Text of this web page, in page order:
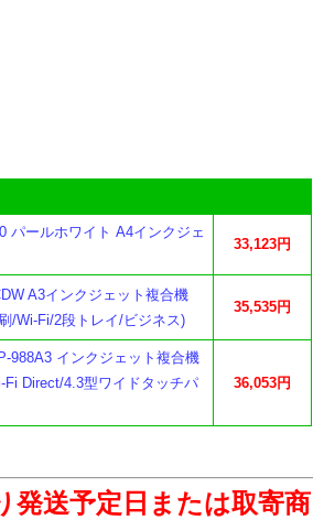
パールホワイト A4インクジェ
33,123円
A3インクジェット複合機
/Wi-Fi/2段トレイ/ビジネス)
35,535円
988A3 インクジェット複合機
Direct/4.3型ワイドタッチパ
36,053円
送予定日または取寄商